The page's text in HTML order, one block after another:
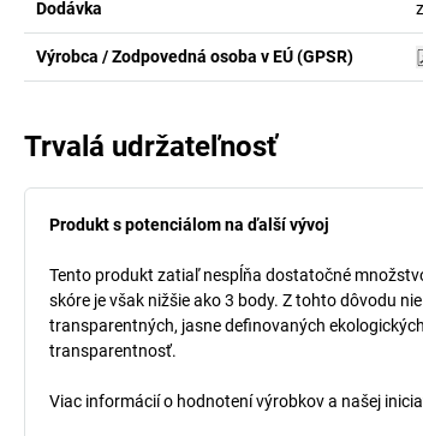
Dodávka
Výrobca / Zodpovedná osoba v EÚ (GPSR)
Trvalá udržateľnosť
Produkt s potenciálom na ďalší vývoj
Tento produkt zatiaľ nespĺňa dostatočné
skóre je však nižšie ako 3 body. Z tohto dôvodu
transparentných, jasne definovaných
transparentnosť.
Viac informácií o hodnotení výrobkov a našej